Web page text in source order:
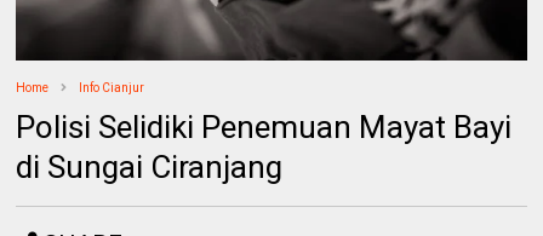
Home Info Cianjur
Polisi Selidiki Penemuan Mayat Bayi
di Sungai Ciranjang